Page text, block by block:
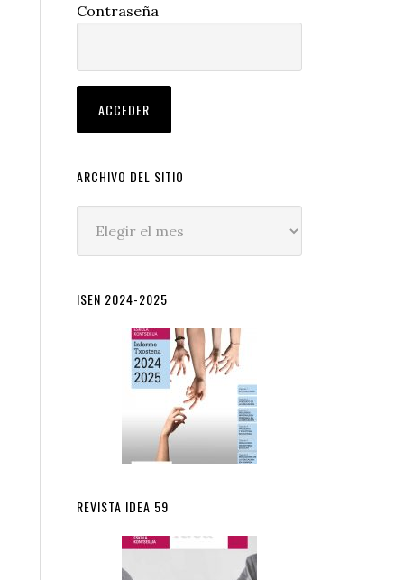
Contraseña
ARCHIVO DEL SITIO
ISEN 2024-2025
REVISTA IDEA 59